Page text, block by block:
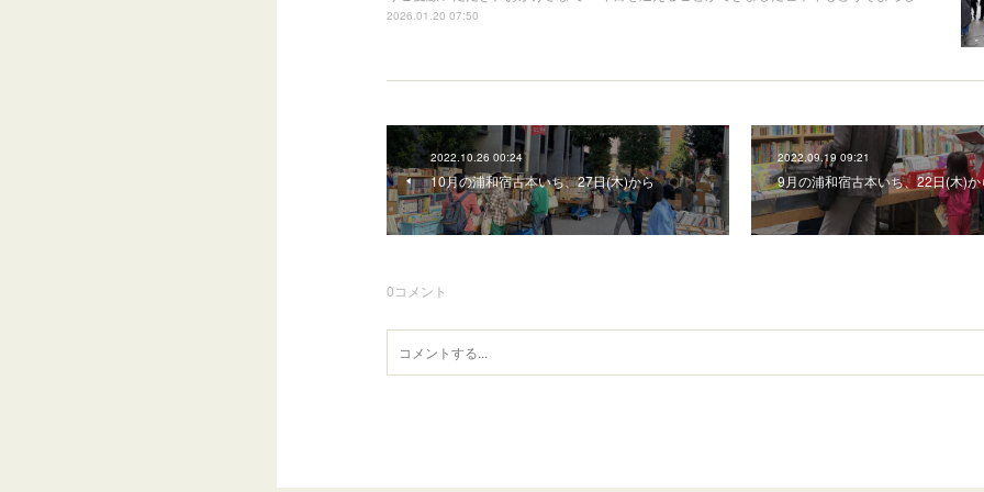
2026.01.20 07:50
2022.10.26 00:24
10月の浦和宿古本いち、27日(木)から
2022.09.19 09:21
9月の浦和宿古本いち、22日(木)か
0コメント